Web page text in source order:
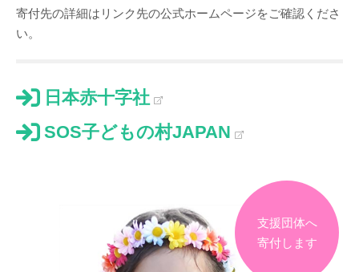
寄付先の詳細はリンク先の公式ホームページをご確認くださ
い。
日本赤十字社
SOS子どもの村JAPAN
支援団体へ
寄付します